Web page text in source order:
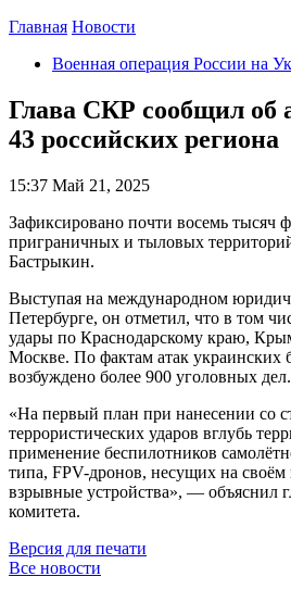
Главная Новости
Военная операция России на
Глава СКР сообщил об
43 российских региона
15:37 Май 21, 2025
Зафиксировано почти восемь тысяч
приграничных и тыловых
Бастрыкин.
Выступая на международном
Петербурге, он отметил, что в том
удары по Краснодарскому краю,
Москве. По фактам атак украинских
возбуждено более 900 уголовных дел.
«На первый план при нанесении со
террористических ударов вглубь
применение беспилотников
типа, FPV-дронов, несущих на своём
взрывные устройства», — объяснил
комитета.
Версия для печати
Все новости